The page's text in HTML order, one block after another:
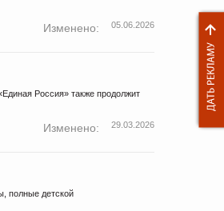
Изменено: 05.06.2026
Россия» также продолжит
Изменено: 29.03.2026
полные детской